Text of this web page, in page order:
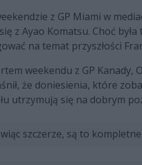
z GP Miami w
się z Ayao Komatsu. Choć
na temat przyszłości
weekendu z GP Kanady,
że doniesienia, które
utrzymują się na dobrym
szczerze, są to